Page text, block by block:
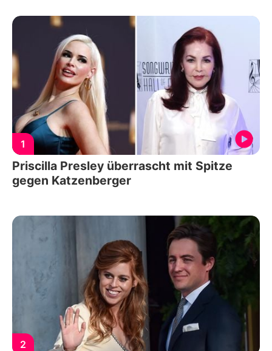
1
Priscilla Presley überrascht mit Spitze
gegen Katzenberger
2